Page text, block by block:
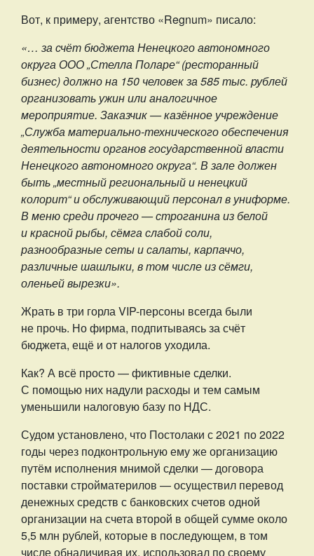
Вот, к примеру, агентство «Regnum» писало:
«… за счёт бюджета Ненецкого автономного
округа ООО „Стелла Поларе“ (ресторанный
бизнес) должно на 150 человек за 585 тыс. рублей
организовать ужин или аналогичное
мероприятие. Заказчик — казённое учреждение
„Служба материально-технического обеспечения
деятельности органов государственной власти
Ненецкого автономного округа“. В зале должен
быть „местный региональный и ненецкий
колорит“ и обслуживающий персонал в униформе.
В меню среди прочего — строганина из белой
и красной рыбы, сёмга слабой соли,
разнообразные сеты и салаты, карпаччо,
различные шашлыки, в том числе из сёмги,
оленьей вырезки».
Жрать в три горла VIP-персоны всегда были
не прочь. Но фирма, подпитываясь за счёт
бюджета, ещё и от налогов уходила.
Как? А всё просто — фиктивные сделки.
С помощью них надули расходы и тем самым
уменьшили налоговую базу по НДС.
Судом установлено, что Постолаки с 2021 по 2022
годы через подконтрольную ему же организацию
путём исполнения мнимой сделки — договора
поставки стройматерилов — осуществил перевод
денежных средств с банковских счетов одной
организации на счета второй в общей сумме около
5,5 млн рублей, которые в последующем, в том
числе обналичивая их, использовал по своему